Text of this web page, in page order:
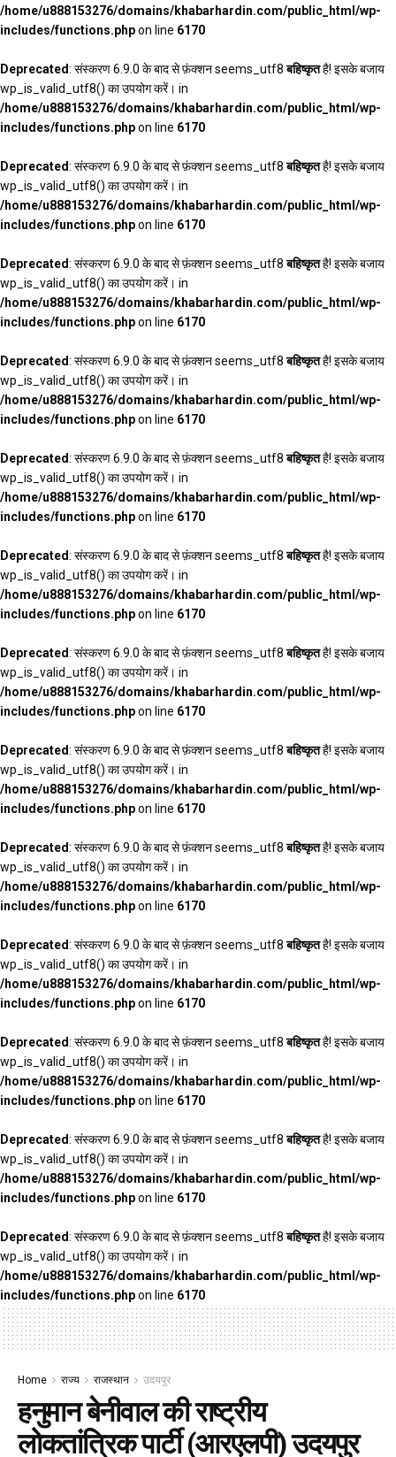
/home/u888153276/domains/khabarhardin.com/public_html/wp-
includes/functions.phpon line 6170
Deprecated: संस्करण 6.9.0 के बाद से फ़ंक्शन seems_utf8बहिष्कृतहै! इसके बजाय
wp_is_valid_utf8() का उपयोग करें। in
/home/u888153276/domains/khabarhardin.com/public_html/wp-
includes/functions.phpon line 6170
Deprecated: संस्करण 6.9.0 के बाद से फ़ंक्शन seems_utf8बहिष्कृतहै! इसके बजाय
wp_is_valid_utf8() का उपयोग करें। in
/home/u888153276/domains/khabarhardin.com/public_html/wp-
includes/functions.phpon line 6170
Deprecated: संस्करण 6.9.0 के बाद से फ़ंक्शन seems_utf8बहिष्कृतहै! इसके बजाय
wp_is_valid_utf8() का उपयोग करें। in
/home/u888153276/domains/khabarhardin.com/public_html/wp-
includes/functions.phpon line 6170
Deprecated: संस्करण 6.9.0 के बाद से फ़ंक्शन seems_utf8बहिष्कृतहै! इसके बजाय
wp_is_valid_utf8() का उपयोग करें। in
/home/u888153276/domains/khabarhardin.com/public_html/wp-
includes/functions.phpon line 6170
Deprecated: संस्करण 6.9.0 के बाद से फ़ंक्शन seems_utf8बहिष्कृतहै! इसके बजाय
wp_is_valid_utf8() का उपयोग करें। in
/home/u888153276/domains/khabarhardin.com/public_html/wp-
includes/functions.phpon line 6170
Deprecated: संस्करण 6.9.0 के बाद से फ़ंक्शन seems_utf8बहिष्कृतहै! इसके बजाय
wp_is_valid_utf8() का उपयोग करें। in
/home/u888153276/domains/khabarhardin.com/public_html/wp-
includes/functions.phpon line 6170
Deprecated: संस्करण 6.9.0 के बाद से फ़ंक्शन seems_utf8बहिष्कृतहै! इसके बजाय
wp_is_valid_utf8() का उपयोग करें। in
/home/u888153276/domains/khabarhardin.com/public_html/wp-
includes/functions.phpon line 6170
Deprecated: संस्करण 6.9.0 के बाद से फ़ंक्शन seems_utf8बहिष्कृतहै! इसके बजाय
wp_is_valid_utf8() का उपयोग करें। in
/home/u888153276/domains/khabarhardin.com/public_html/wp-
includes/functions.phpon line 6170
Deprecated: संस्करण 6.9.0 के बाद से फ़ंक्शन seems_utf8बहिष्कृतहै! इसके बजाय
wp_is_valid_utf8() का उपयोग करें। in
/home/u888153276/domains/khabarhardin.com/public_html/wp-
includes/functions.phpon line 6170
Deprecated: संस्करण 6.9.0 के बाद से फ़ंक्शन seems_utf8बहिष्कृतहै! इसके बजाय
wp_is_valid_utf8() का उपयोग करें। in
/home/u888153276/domains/khabarhardin.com/public_html/wp-
includes/functions.phpon line 6170
Deprecated: संस्करण 6.9.0 के बाद से फ़ंक्शन seems_utf8बहिष्कृतहै! इसके बजाय
wp_is_valid_utf8() का उपयोग करें। in
/home/u888153276/domains/khabarhardin.com/public_html/wp-
includes/functions.phpon line 6170
Deprecated: संस्करण 6.9.0 के बाद से फ़ंक्शन seems_utf8बहिष्कृतहै! इसके बजाय
wp_is_valid_utf8() का उपयोग करें। in
/home/u888153276/domains/khabarhardin.com/public_html/wp-
includes/functions.phpon line 6170
Deprecated: संस्करण 6.9.0 के बाद से फ़ंक्शन seems_utf8बहिष्कृतहै! इसके बजाय
wp_is_valid_utf8() का उपयोग करें। in
/home/u888153276/domains/khabarhardin.com/public_html/wp-
includes/functions.phpon line 6170
Home राज्य राजस्थान उदयपुर
हनुमान बेनीवाल की राष्ट्रीय
लोकतांत्रिक पार्टी (आरएलपी) उदयपुर